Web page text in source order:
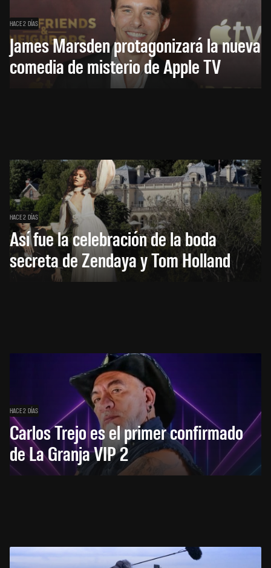
HACE 2 DÍAS
James Marsden protagonizará la nueva
comedia de misterio de Apple TV
HACE 2 DÍAS
Así fue la celebración de la boda
secreta de Zendaya y Tom Holland
HACE 2 DÍAS
Carlos Trejo es el primer confirmado
de La Granja VIP 2